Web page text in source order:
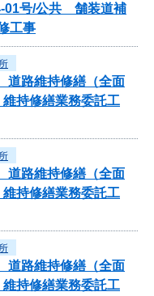
01号/公共 舗装道補
工事
路維持修繕（全面
持修繕業務委託工
路維持修繕（全面
持修繕業務委託工
路維持修繕（全面
持修繕業務委託工